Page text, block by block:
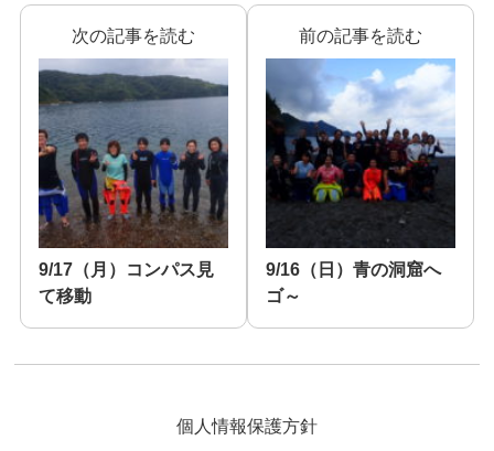
次の記事を読む
9/17（月）コンパス見
て移動
前の記事を読む
9/16（日）青の洞窟へ
ゴ～
個人情報保護方針